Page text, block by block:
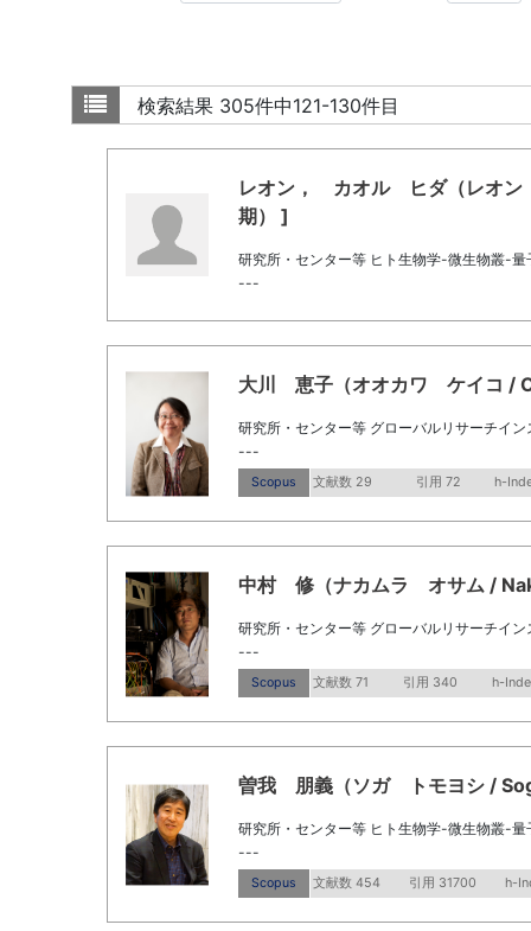
検索結果 305件中121-130件目
レオン， カオル ヒダ（レオ
期） ]
研究所・センター等 ヒト生物学-微生物叢-量
---
大川 恵子（オオカワ ケイコ /
研究所・センター等 グローバルリサーチイ
---
Scopus 文献数 29 引用 72 h-
中村 修（ナカムラ オサム /
研究所・センター等 グローバルリサーチイ
---
Scopus 文献数 71 引用 340 h-
曽我 朋義（ソガ トモヨシ /
研究所・センター等 ヒト生物学-微生物叢-量
---
Scopus 文献数 454 引用 31700 h-